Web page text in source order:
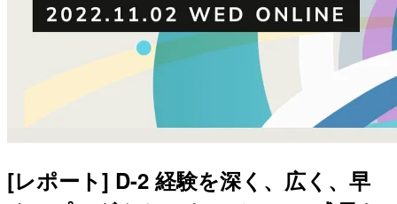
[レポート] D-2 経験を深く、広く、早